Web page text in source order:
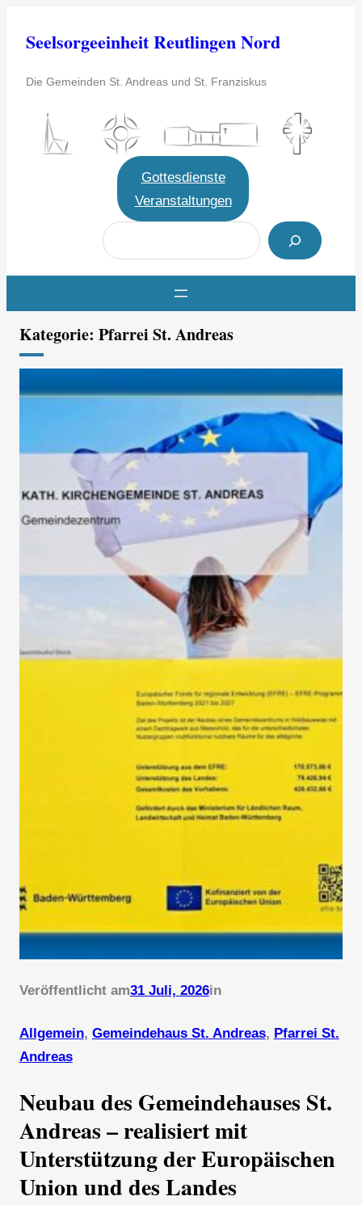
InhaltSeelsorgeeinheit Reutlingen Nord
Die Gemeinden St. Andreas und St. Franziskus
Gottesdienste
Veranstaltungen
S
u
c
e
Kategorie: Pfarrei St. Andreas
Veröffentlicht am31 Juli, 2026in
Allgemein, Gemeindehaus St. Andreas, Pfarrei St.
Andreas
Neubau des Gemeindehauses St.
Andreas – realisiert mit
Unterstützung der Europäischen
Union und des Landes